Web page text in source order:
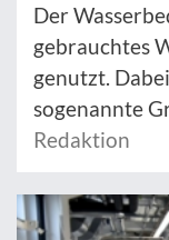
Der
gebrauchtes
genutzt.
sogenannte
Redaktion